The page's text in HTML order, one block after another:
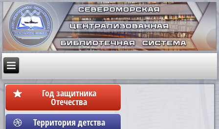
Год защитника
Отечества
Территория детства